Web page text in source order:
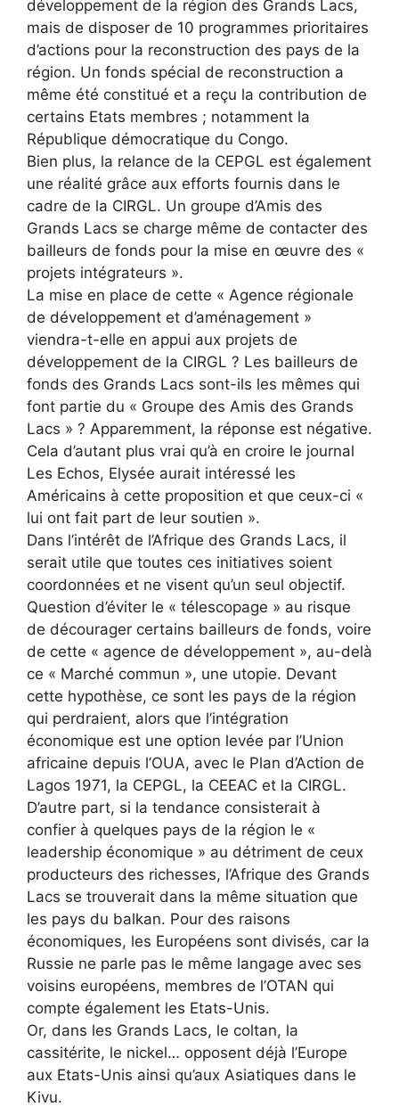
développement de la région des Grands Lacs,
mais de disposer de 10 programmes prioritaires
d’actions pour la reconstruction des pays de la
région. Un fonds spécial de reconstruction a
même été constitué et a reçu la contribution de
certains Etats membres ; notamment la
République démocratique du Congo.
Bien plus, la relance de la CEPGL est également
une réalité grâce aux efforts fournis dans le
cadre de la CIRGL. Un groupe d’Amis des
Grands Lacs se charge même de contacter des
bailleurs de fonds pour la mise en œuvre des «
projets intégrateurs ».
La mise en place de cette « Agence régionale
de développement et d’aménagement »
viendra-t-elle en appui aux projets de
développement de la CIRGL ? Les bailleurs de
fonds des Grands Lacs sont-ils les mêmes qui
font partie du « Groupe des Amis des Grands
Lacs » ? Apparemment, la réponse est négative.
Cela d’autant plus vrai qu’à en croire le journal
Les Echos, Elysée aurait intéressé les
Américains à cette proposition et que ceux-ci «
lui ont fait part de leur soutien ».
Dans l’intérêt de l’Afrique des Grands Lacs, il
serait utile que toutes ces initiatives soient
coordonnées et ne visent qu’un seul objectif.
Question d’éviter le « télescopage » au risque
de décourager certains bailleurs de fonds, voire
de cette « agence de développement », au-delà
ce « Marché commun », une utopie. Devant
cette hypothèse, ce sont les pays de la région
qui perdraient, alors que l’intégration
économique est une option levée par l’Union
africaine depuis l’OUA, avec le Plan d’Action de
Lagos 1971, la CEPGL, la CEEAC et la CIRGL.
D’autre part, si la tendance consisterait à
confier à quelques pays de la région le «
leadership économique » au détriment de ceux
producteurs des richesses, l’Afrique des Grands
Lacs se trouverait dans la même situation que
les pays du balkan. Pour des raisons
économiques, les Européens sont divisés, car la
Russie ne parle pas le même langage avec ses
voisins européens, membres de l’OTAN qui
compte également les Etats-Unis.
Or, dans les Grands Lacs, le coltan, la
cassitérite, le nickel… opposent déjà l’Europe
aux Etats-Unis ainsi qu’aux Asiatiques dans le
Kivu.